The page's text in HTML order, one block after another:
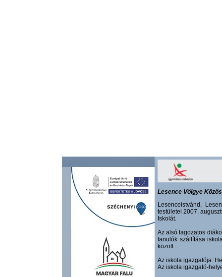
Lesence Völgye
Lesenceistvánd,
testületei 2007.
Iskolát.
Az alsó tagozatos
tanulók szállítása
között.
Az iskola igazgatója:
Az iskola igazgató-